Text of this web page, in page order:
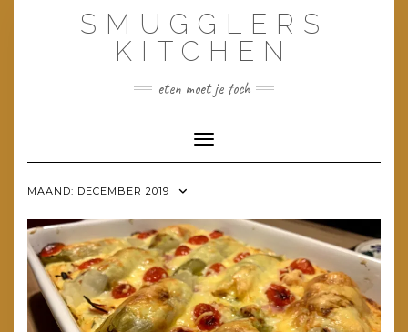
SMUGGLERS
KITCHEN
eten moet je toch
Toggle navigatie
MAAND: DECEMBER 2019